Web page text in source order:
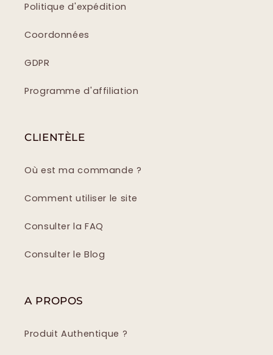
Politique d'expédition
Coordonnées
GDPR
Programme d'affiliation
CLIENTÈLE
Où est ma commande ?
Comment utiliser le site
Consulter la FAQ
Consulter le Blog
A PROPOS
Produit Authentique ?